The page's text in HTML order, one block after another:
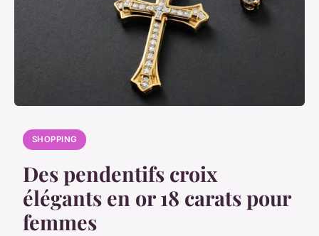
SHOPPING
Des pendentifs croix
élégants en or 18 carats pour
femmes